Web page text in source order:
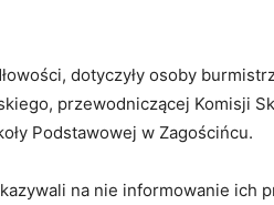
dotyczyły osoby
przewodniczącej Komisji
Podstawowej w Zagościńcu.
na nie informowanie ich